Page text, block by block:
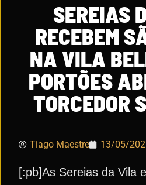
SEREIAS
RECEBEM
NA VILA
PORTÕES
TORCEDOR
Tiago Maestre 13/05/
[:pb]As Sereias da Vila